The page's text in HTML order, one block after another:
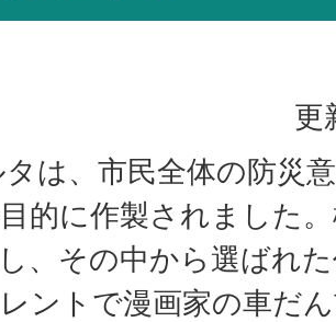
更
は、市民全体の防災
的に作製されました
、その中から選ばれ
ントで漫画家の車だ